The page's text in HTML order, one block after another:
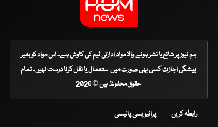
ہم نیوز پر شائع یا نشر ہونے والا مواد ادارتی ٹیم کی کاوش ہے۔ اس مواد کو بغیر
پیشگی اجازت کسی بھی صورت میں استعمال یا نقل کرنا درست نہیں۔ تمام
حقوق محفوظ ہیں © 2026
رابطہ کریں پرائیویسی پالیسی